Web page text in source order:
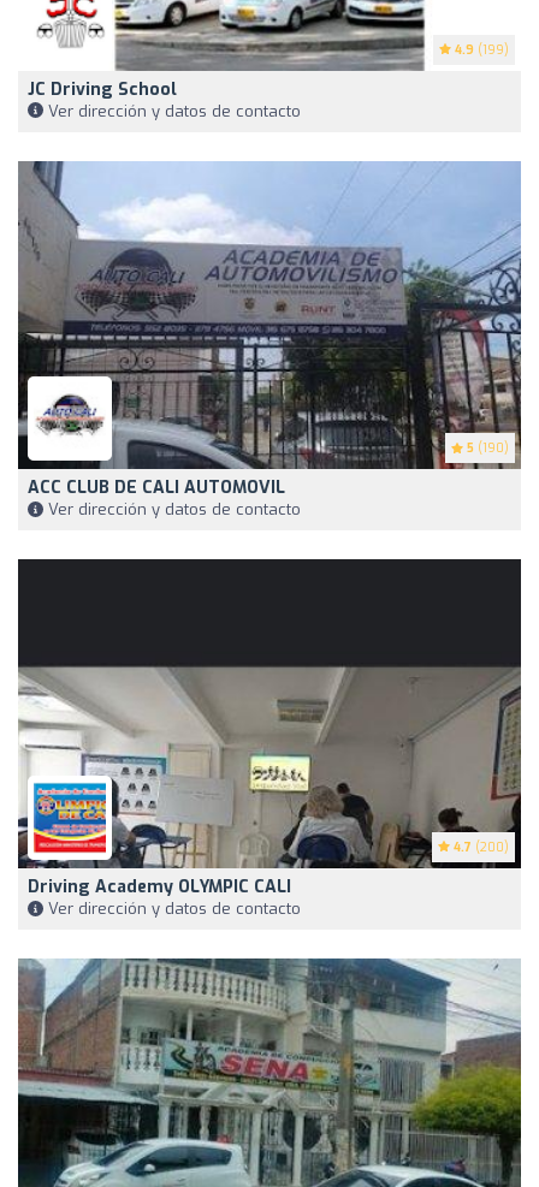
4.9 (199)
JC Driving School
Ver dirección y datos de contacto
5 (190)
ACC CLUB DE CALI AUTOMOVIL
Ver dirección y datos de contacto
4.7 (200)
Driving Academy OLYMPIC CALI
Ver dirección y datos de contacto